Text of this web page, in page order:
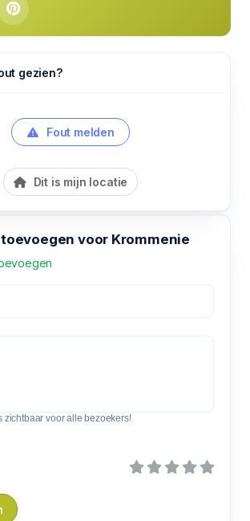
gezien?
Fout melden
Dit is mijn locatie
voor Krommenie
zichtbaar voor alle bezoekers!